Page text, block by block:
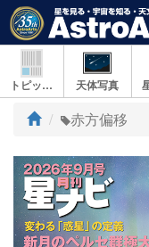
トピックス 天体写真
ト
プ
赤方偏移